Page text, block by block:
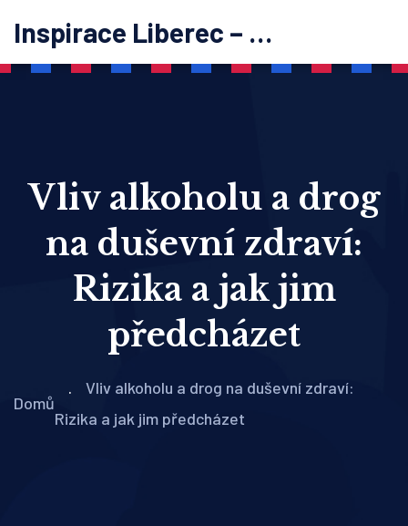
Inspirace Liberec – psychoterapie
Vliv alkoholu a drog
na duševní zdraví:
Rizika a jak jim
předcházet
Domů
Vliv alkoholu a drog na duševní zdraví:
Rizika a jak jim předcházet